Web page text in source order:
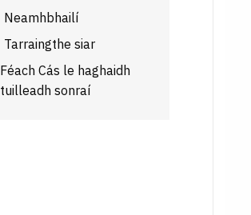
Neamhbhailí
Tarraingthe siar
Féach Cás le haghaidh
tuilleadh sonraí